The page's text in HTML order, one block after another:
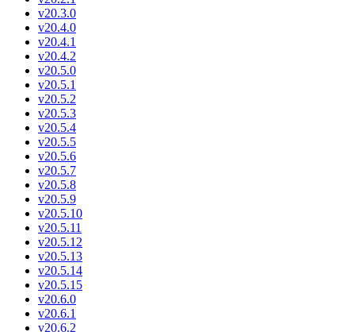
v20.3.0
v20.4.0
v20.4.1
v20.4.2
v20.5.0
v20.5.1
v20.5.2
v20.5.3
v20.5.4
v20.5.5
v20.5.6
v20.5.7
v20.5.8
v20.5.9
v20.5.10
v20.5.11
v20.5.12
v20.5.13
v20.5.14
v20.5.15
v20.6.0
v20.6.1
v20.6.2